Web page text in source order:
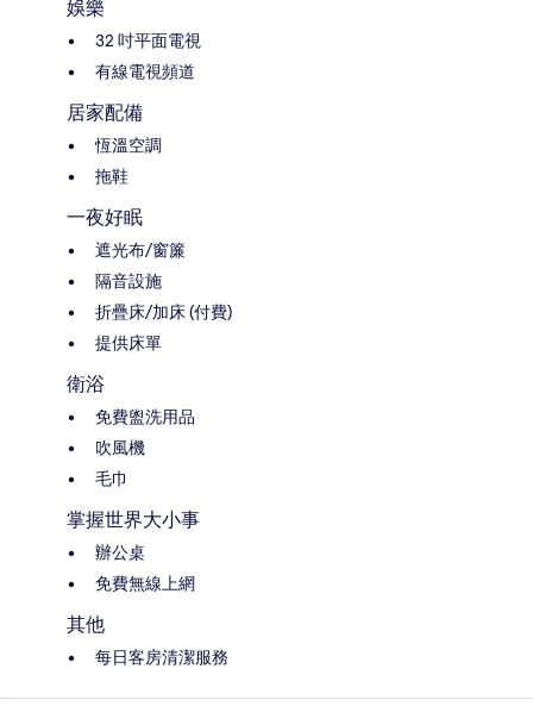
娛樂
32 吋平面電視
有線電視頻道
居家配備
恆溫空調
拖鞋
一夜好眠
遮光布/窗簾
隔音設施
折疊床/加床 (付費)
提供床單
衛浴
免費盥洗用品
吹風機
毛巾
掌握世界大小事
辦公桌
免費無線上網
其他
每日客房清潔服務